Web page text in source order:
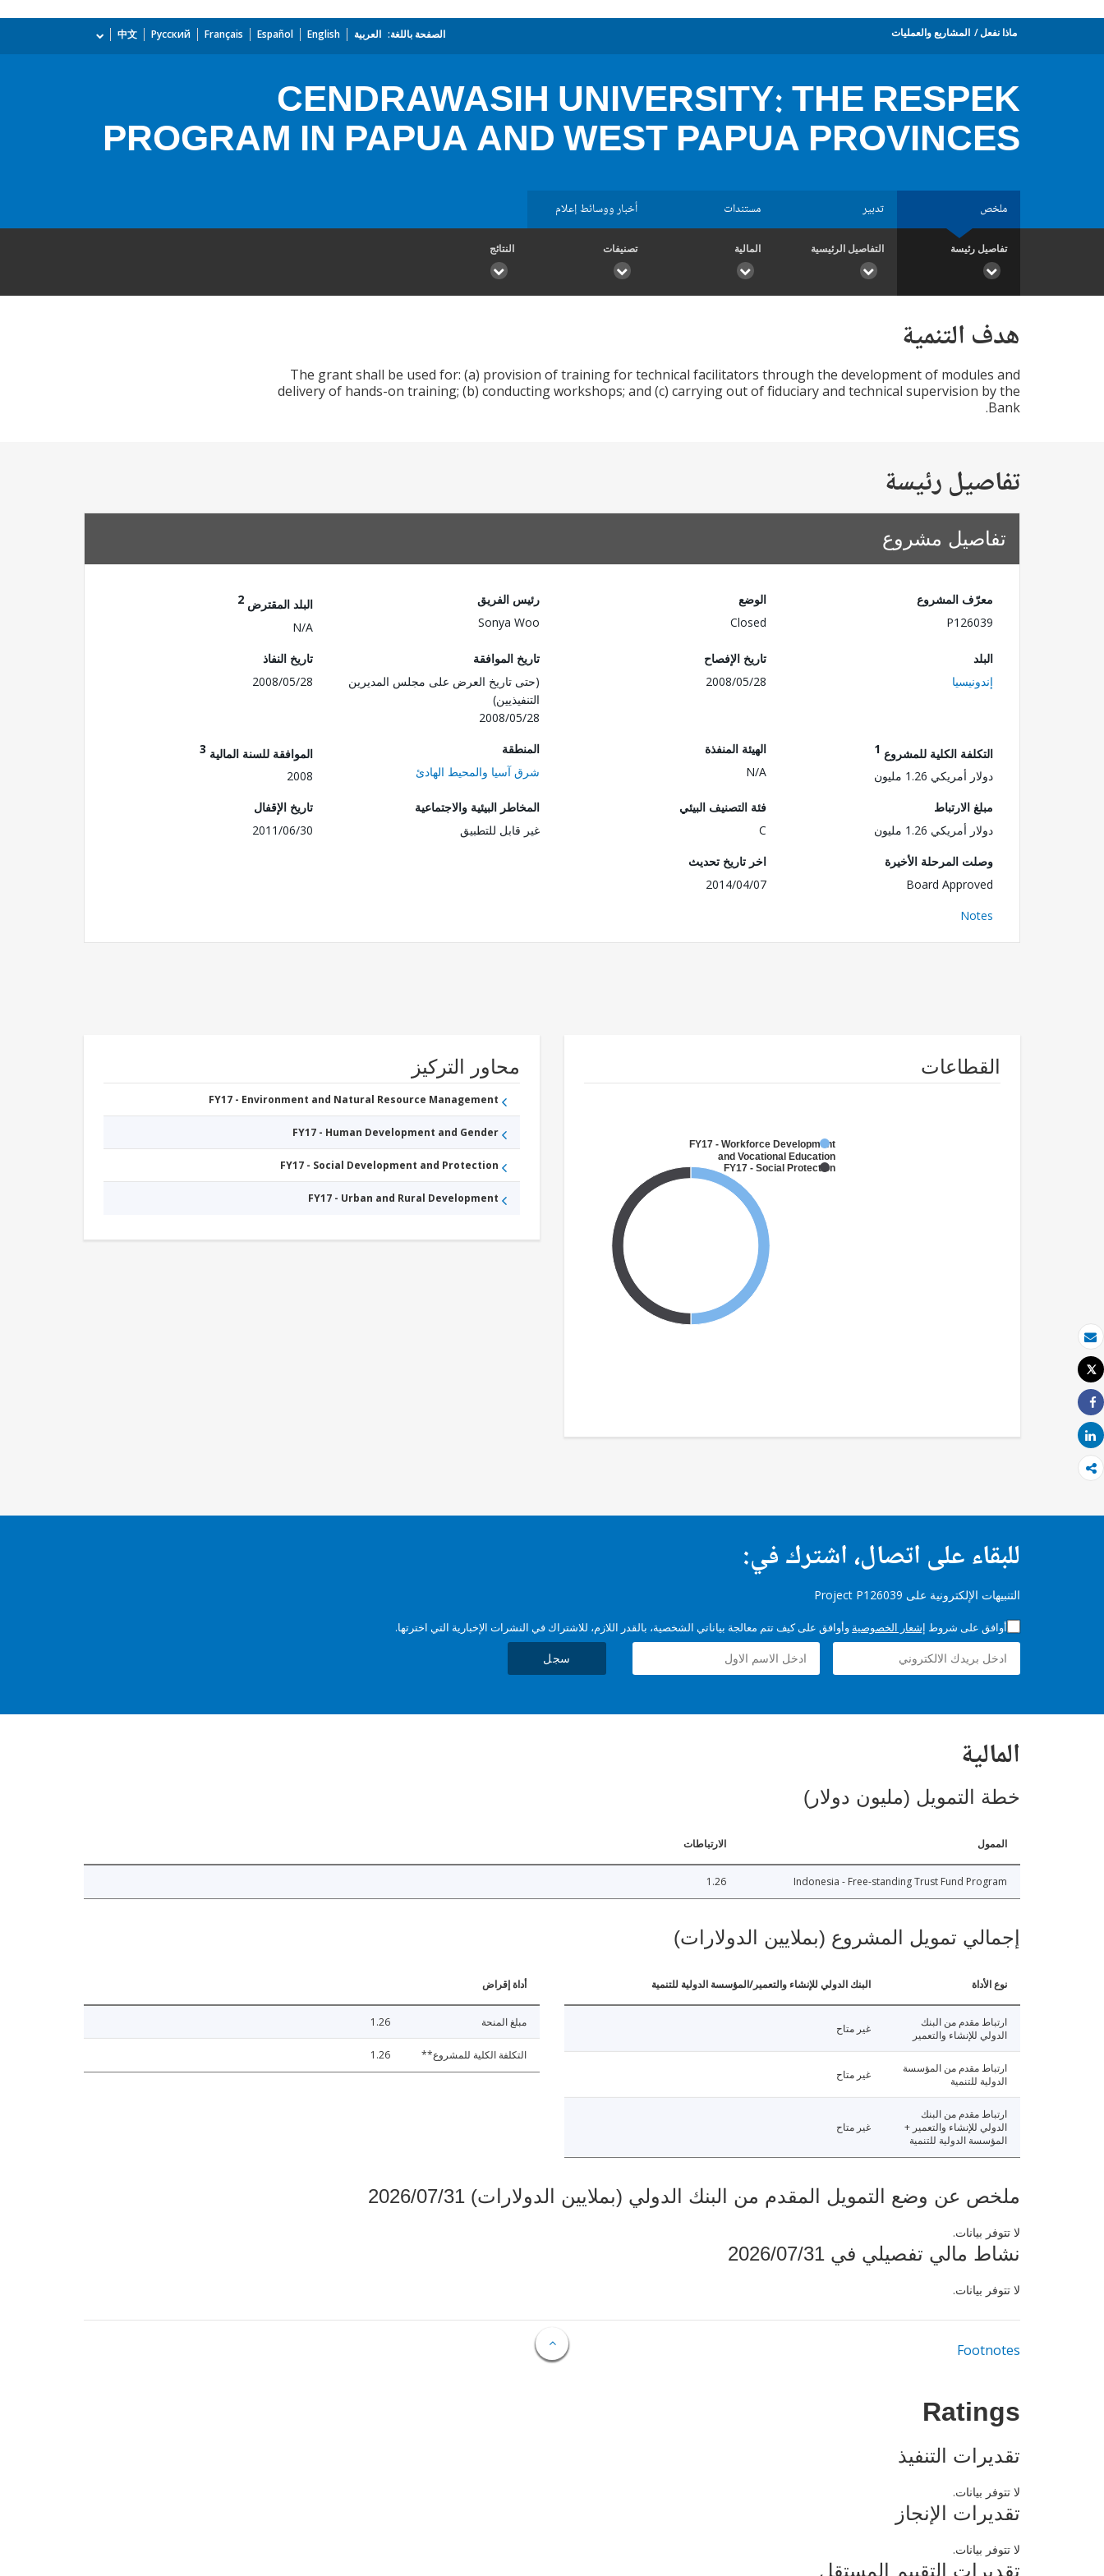
بريد الكتروني
طباعة
Tweet
Share
Share
ماذا نفعل المشاريع والعمليات الصفحة باللغة: العربية English
Español
Français
Русский
中文
CENDRAWASIH UNIVERSITY: THE RESPEK
PROGRAM IN PAPUA AND WEST PAPUA PROVINCES
ملخص تدبير مستندات أخبار ووسائط إعلام
تفاصيل رئيسة التفاصيل الرئيسية المالية تصنيفات النتائج
هدف التنمية
The grant shall be used for: (a) provision of training for technical facilitators through the development of modules and
delivery of hands-on training; (b) conducting workshops; and (c) carrying out of fiduciary and technical supervision by the
Bank.
تفاصيل رئيسة
تفاصيل مشروع
معرّف المشروع
P126039
الوضع
Closed
رئيس الفريق
Sonya Woo
البلد المقترض 2
N/A
البلد
إندونيسيا
تاريخ الإفصاح
2008/05/28
تاريخ الموافقة
(حتى تاريخ العرض على مجلس المديرين
التنفيذيين)
2008/05/28
تاريخ النفاذ
2008/05/28
التكلفة الكلية للمشروع 1
دولار أمريكي 1.26 مليون
الهيئة المنفذة
N/A
المنطقة
شرق آسيا والمحيط الهادئ
الموافقة للسنة المالية 3
2008
مبلغ الارتباط
دولار أمريكي 1.26 مليون
فئة التصنيف البيئي
C
المخاطر البيئية والاجتماعية
غير قابل للتطبيق
تاريخ الإقفال
2011/06/30
وصلت المرحلة الأخيرة
Board Approved
اخر تاريخ تحديث
2014/04/07
Notes
القطاعات
FY17 - Workforce Development
and Vocational Education
FY17 - Social Protection
محاور التركيز
FY17 - Environment and Natural Resource Management
FY17 - Human Development and Gender
FY17 - Social Development and Protection
FY17 - Urban and Rural Development
للبقاء على اتصال، اشترك في:
التنبيهات الإلكترونية على Project P126039
أوافق على شروط إشعار الخصوصية وأوافق على كيف تتم معالجة بياناتي الشخصية، بالقدر اللازم، للاشتراك في النشرات الإخبارية التي اخترتها.
سجل
المالية
خطة التمويل (مليون دولار)
الممول الارتباطات
Indonesia - Free-standing Trust Fund Program
1.26
إجمالي تمويل المشروع (بملايين الدولارات)
نوع الأداة البنك الدولي للإنشاء والتعمير/المؤسسة الدولية للتنمية
ارتباط مقدم من البنك
الدولي للإنشاء والتعمير
غير متاح
ارتباط مقدم من المؤسسة
الدولية للتنمية
غير متاح
ارتباط مقدم من البنك
الدولي للإنشاء والتعمير +
المؤسسة الدولية للتنمية
غير متاح
أداة إقراض
مبلغ المنحة 1.26
التكلفة الكلية للمشروع** 1.26
ملخص عن وضع التمويل المقدم من البنك الدولي (بملايين الدولارات) 2026/07/31
لا تتوفر بيانات.
نشاط مالي تفصيلي في 2026/07/31
لا تتوفر بيانات.
Footnotes
Ratings
تقديرات التنفيذ
لا تتوفر بيانات.
تقديرات الإنجاز
لا تتوفر بيانات.
تقديرات التقييم المستقل